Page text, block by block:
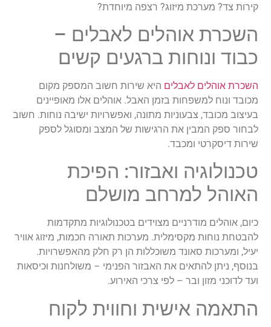
קירות צד? מערכת מיזוג? רצפה מיוחדת?
השכרת אוהלים לאבלים –
כבוד ונוחות ברגעים קשים
השכרת אוהלים לאבלים היא שירות חשוב המספק מקום
מכובד ונוח למשפחות בזמן האבל. אוהלים אלו מאופיינים
בעיצוב מכובד, צבעוניות מתונה, ואפשרויות ישיבה נוחות. חשוב
לבחור ספק המבין את הרגישות של המצב ומסוגל לספק
שירות דיסקרטי ומכבד.
טכנולוגיה ואבזור: הפיכת
האוהל למרחב מושלם
כיום, אוהלים מודרניים מצוידים בטכנולוגיות מתקדמות
להבטחת נוחות מקסימלית. מערכות תאורה חכמות, מיזוג אוויר
יעיל, ומערכות סאונד משוכללות הן רק חלק מהאפשרויות.
בנוסף, ניתן להתאים את האבזור הפנימי – משולחנות וכיסאות
ועד לדוכני מזון ובר – לפי צרכי האירוע.
התאמה אישית וחווית לקוח